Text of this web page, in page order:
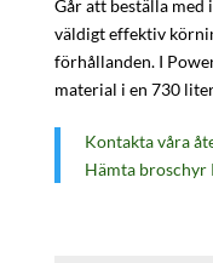
Går att beställa med
väldigt effektiv
förhållanden. I
material i en 730
Kontakta våra
Hämta